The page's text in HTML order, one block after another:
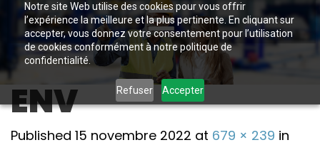
Notre site Web utilise des cookies pour vous offrir
l’expérience la meilleure et la plus pertinente. En cliquant sur
accepter, vous donnez votre consentement pour l’utilisation
de cookies conformément à notre politique de
confidentialité.
Refuser Accepter
ENV
Published 15 novembre 2022 at 679 × 239 in